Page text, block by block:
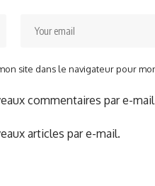
site dans le navigateur pour
commentaires par e-
articles par e-mail.